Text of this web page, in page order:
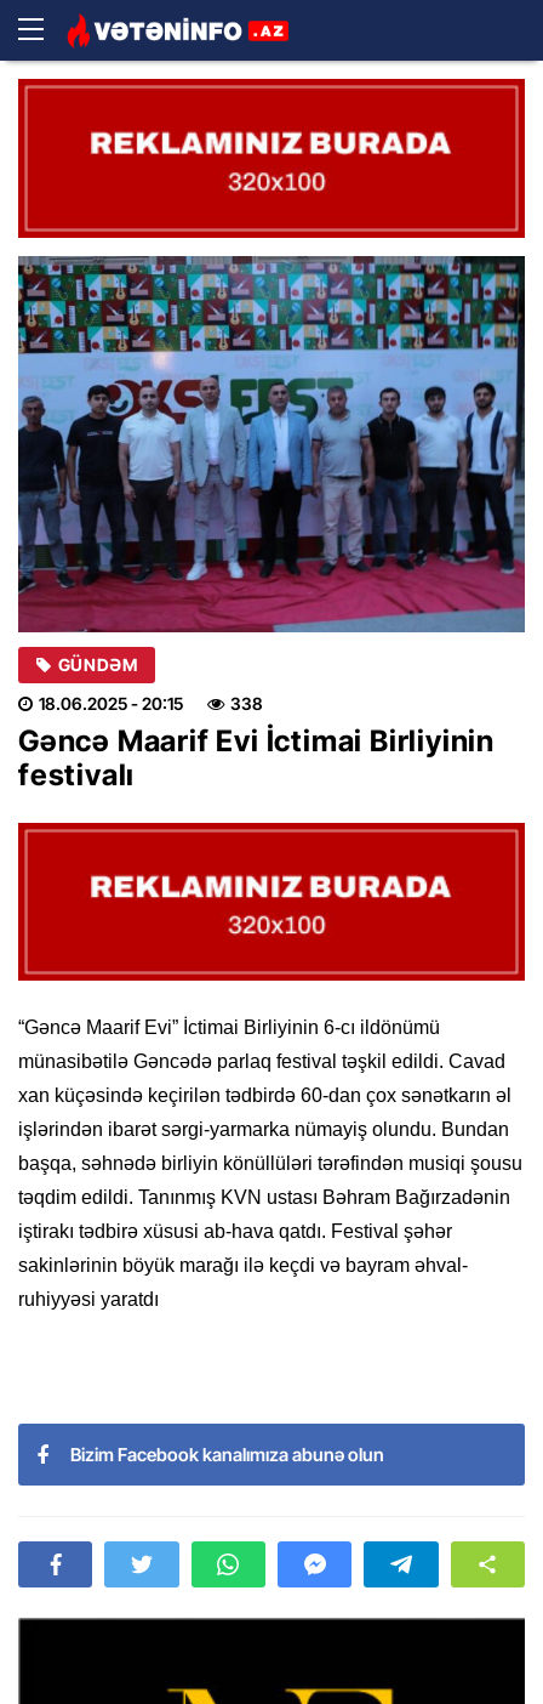
GÜNDƏM
18.06.2025- 20:15 338
Gəncə Maarif Evi İctimai Birliyinin
festivalı
“Gəncə Maarif Evi” İctimai Birliyinin 6-cı ildönümü
münasibətilə Gəncədə parlaq festival təşkil edildi. Cavad
xan küçəsində keçirilən tədbirdə 60-dan çox sənətkarın əl
işlərindən ibarət sərgi-yarmarka nümayiş olundu. Bundan
başqa, səhnədə birliyin könüllüləri tərəfindən musiqi şousu
təqdim edildi. Tanınmış KVN ustası Bəhram Bağırzadənin
iştirakı tədbirə xüsusi ab-hava qatdı. Festival şəhər
sakinlərinin böyük marağı ilə keçdi və bayram əhval-
ruhiyyəsi yaratdı
Bizim Facebook kanalımıza abunə olun